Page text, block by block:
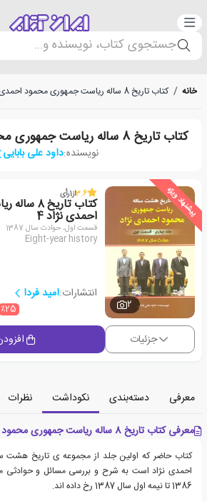
دسته‌بندی
جستجوی کتاب، نویسنده و...
خانه / کتاب تاریخ 8 ساله ریاست جمهوری محمود احمدی نژاد 4
کتاب تاریخ 8 ساله ریاست جمهوری محمود احمدی نژاد 4
نویسنده:داود علی بابایی
پیشنهاد ویژه
2
3.6از1رأی
کتاب
احمدی نژاد 4
قسمت اول، حوادث سال 1387
Eight-year history
انتشارات:امید فردا
٪25
جزئیات
معرفی دسته‌بندی نکوداشت
نظرات
معرفی کتاب تاریخ 8 ساله ریاست جمهوری محمود احمدی نژاد 4
کتاب حاضر که اولین جلد از مجموعه ی تاریخ هشت
احمدی نژاد است به شرح و بررسی مسائل و حوادثی
1386 تا نیمه اول سال 1387 رخ داده اند.